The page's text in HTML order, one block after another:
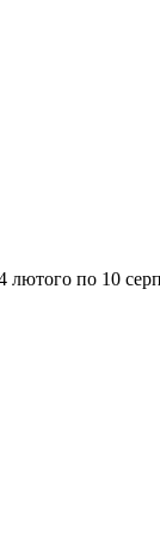
лютого по 10